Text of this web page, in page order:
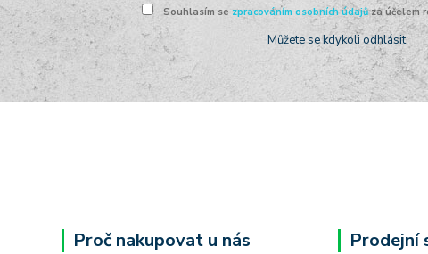
Souhlasím se zpracováním osobních údajůza účelem
Můžete se kdykoli odhlásit.
Proč nakupovat u nás Prodejní